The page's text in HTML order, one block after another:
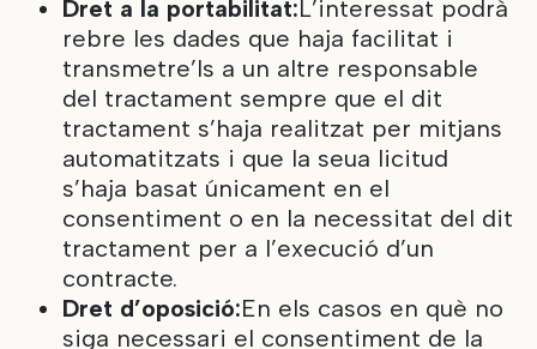
Dret a la portabilitat:L’interessat podrà
rebre les dades que haja facilitat i
transmetre’ls a un altre responsable
del tractament sempre que el dit
tractament s’haja realitzat per mitjans
automatitzats i que la seua licitud
s’haja basat únicament en el
consentiment o en la necessitat del dit
tractament per a l’execució d’un
contracte.
Dret d’oposició:En els casos en què no
siga necessari el consentiment de la